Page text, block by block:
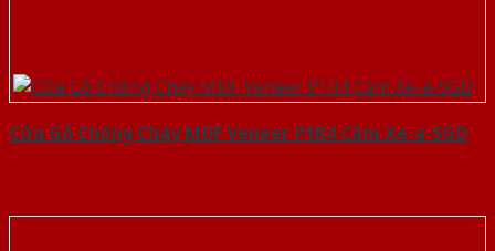
Cửa Gỗ Chống Cháy MDF Veneer P1R4 Căm Xe-a-SGD